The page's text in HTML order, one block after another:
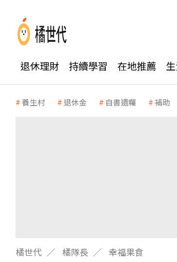
退休理財 持續學習 在地推薦
養生村 退休金 自書遺囑 補助
橘世代 橘隊長 幸福果食